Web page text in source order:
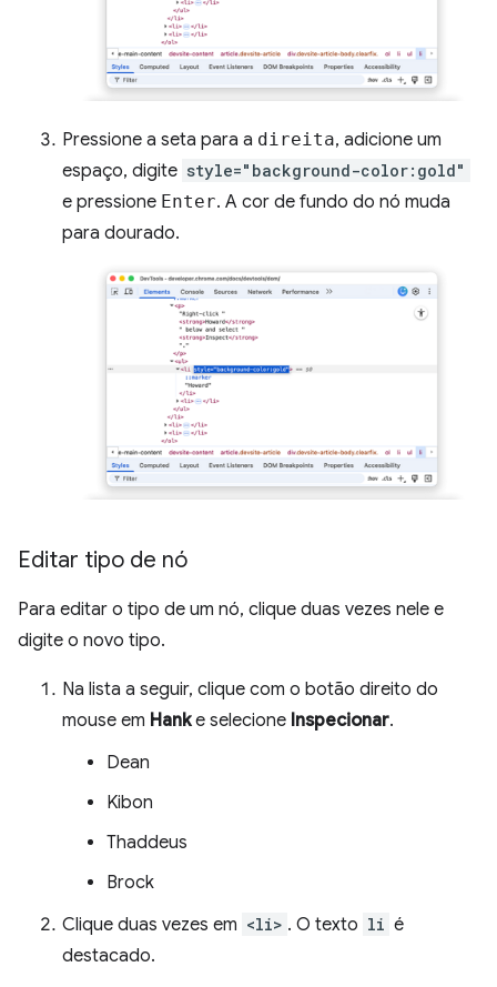
Pressione a seta para a direita, adicione um
espaço, digite style="background-color:gold"
e pressione Enter. A cor de fundo do nó muda
para dourado.
Editar tipo de nó
Para editar o tipo de um nó, clique duas vezes nele e
digite o novo tipo.
Na lista a seguir, clique com o botão direito do
mouse em Hanke selecione Inspecionar.
Dean
Kibon
Thaddeus
Brock
Clique duas vezes em <li> . O texto li é
destacado.